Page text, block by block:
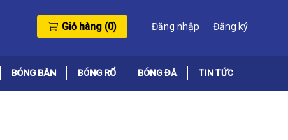
Giỏ hàng (0) Đăng nhập Đăng ký
BÓNG BÀN BÓNG RỔ BÓNG ĐÁ TIN TỨC